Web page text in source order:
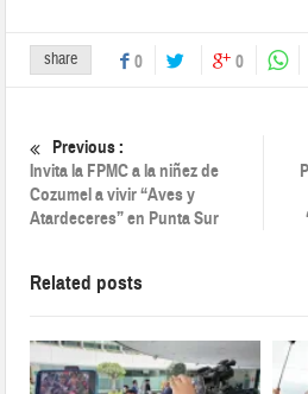
share 0 0
Previous :
Invita la FPMC a la niñez de
Cozumel a vivir “Aves y
Atardeceres” en Punta Sur
Related posts